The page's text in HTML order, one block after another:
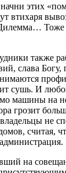
этих
втихаря
Тоже
также
слава Богу,
сушь. И
машины на
грозит
не
считая,
на